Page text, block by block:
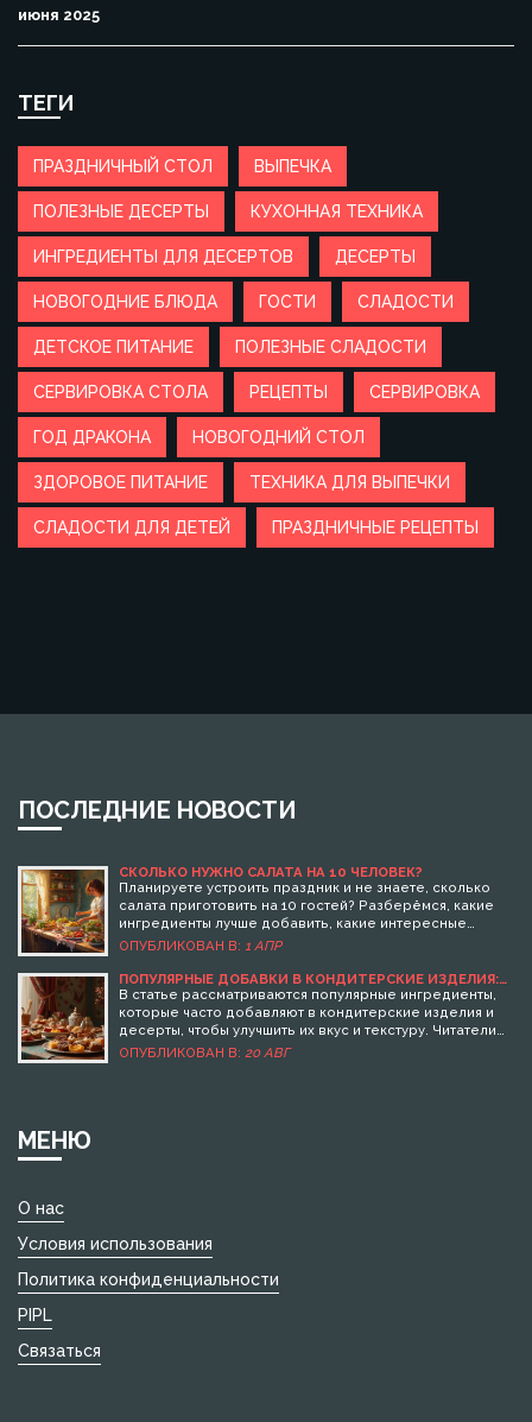
июня 2025
ТЕГИ
ПРАЗДНИЧНЫЙ СТОЛ ВЫПЕЧКА
ПОЛЕЗНЫЕ ДЕСЕРТЫ КУХОННАЯ ТЕХНИКА
ИНГРЕДИЕНТЫ ДЛЯ ДЕСЕРТОВ ДЕСЕРТЫ
НОВОГОДНИЕ БЛЮДА ГОСТИ СЛАДОСТИ
ДЕТСКОЕ ПИТАНИЕ ПОЛЕЗНЫЕ СЛАДОСТИ
СЕРВИРОВКА СТОЛА РЕЦЕПТЫ СЕРВИРОВКА
ГОД ДРАКОНА НОВОГОДНИЙ СТОЛ
ЗДОРОВОЕ ПИТАНИЕ ТЕХНИКА ДЛЯ ВЫПЕЧКИ
СЛАДОСТИ ДЛЯ ДЕТЕЙ ПРАЗДНИЧНЫЕ РЕЦЕПТЫ
ПОСЛЕДНИЕ НОВОСТИ
СКОЛЬКО НУЖНО САЛАТА НА 10 ЧЕЛОВЕК?
Планируете устроить праздник и не знаете, сколько
салата приготовить на 10 гостей? Разберёмся, какие
ингредиенты лучше добавить, какие интересные
варианты подходят для застолья и на что стоит
Поделюсь практическими советами, которые помогут
избежать лишних хлопот и обеспечат всех вкусной
едой.
ОПУБЛИКОВАН В: 1 АПР
ПОПУЛЯРНЫЕ ДОБАВКИ В КОНДИТЕРСКИЕ ИЗДЕЛИЯ:
СЕКРЕТЫ ВЫБОРА ИНГРЕДИЕНТОВ
В статье рассматриваются популярные ингредиенты,
которые часто добавляют в кондитерские изделия и
десерты, чтобы улучшить их вкус и текстуру. Читатели
узнают о таких добавках, как ваниль, какао, орехи и
ОПУБЛИКОВАН В: 20 АВГ
МЕНЮ
О нас
Условия использования
Политика конфиденциальности
PIPL
Связаться